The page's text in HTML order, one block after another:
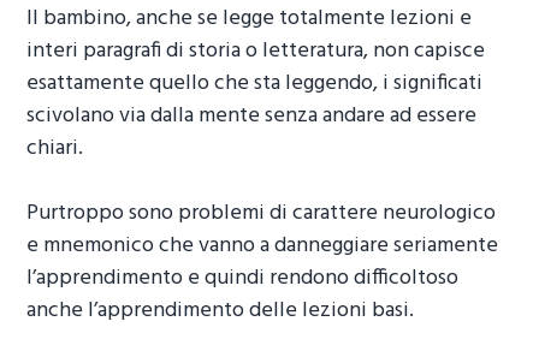
Il bambino, anche se legge totalmente lezioni e
interi paragrafi di storia o letteratura, non capisce
esattamente quello che sta leggendo, i significati
scivolano via dalla mente senza andare ad essere
chiari.
Purtroppo sono problemi di carattere neurologico
e mnemonico che vanno a danneggiare seriamente
l’apprendimento e quindi rendono difficoltoso
anche l’apprendimento delle lezioni basi.